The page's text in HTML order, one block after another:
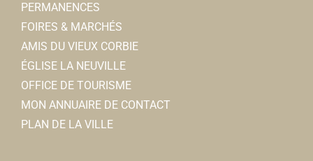
PERMANENCES
FOIRES & MARCHÉS
AMIS DU VIEUX CORBIE
ÉGLISE LA NEUVILLE
OFFICE DE TOURISME
MON ANNUAIRE DE CONTACT
PLAN DE LA VILLE